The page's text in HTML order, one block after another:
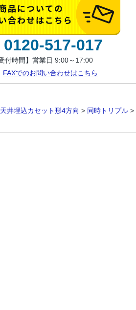
0120-517-017
受付時間】営業日 9:00～17:00
FAXでのお問い合わせはこちら
天井埋込カセット形4方向 > 同時トリプル >